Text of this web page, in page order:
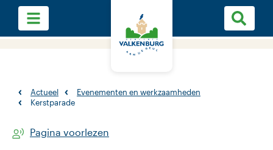
Actueel
Evenementen en werkzaamheden
Kerstparade
Pagina voorlezen